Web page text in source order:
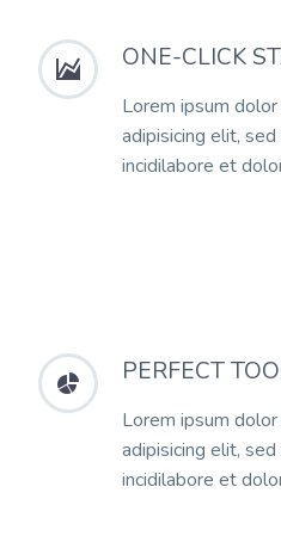

 ONE-CLICK
Lorem ipsum
adipisicing elit,
incidilabore et

 PERFECT
Lorem ipsum
adipisicing elit,
incidilabore et